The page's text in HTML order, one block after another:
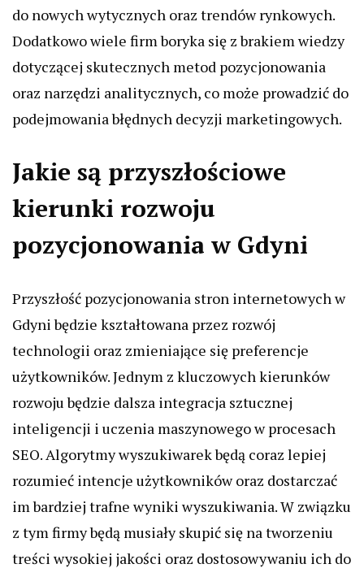
do nowych wytycznych oraz trendów rynkowych.
Dodatkowo wiele firm boryka się z brakiem wiedzy
dotyczącej skutecznych metod pozycjonowania
oraz narzędzi analitycznych, co może prowadzić do
podejmowania błędnych decyzji marketingowych.
Jakie są przyszłościowe
kierunki rozwoju
pozycjonowania w Gdyni
Przyszłość pozycjonowania stron internetowych w
Gdyni będzie kształtowana przez rozwój
technologii oraz zmieniające się preferencje
użytkowników. Jednym z kluczowych kierunków
rozwoju będzie dalsza integracja sztucznej
inteligencji i uczenia maszynowego w procesach
SEO. Algorytmy wyszukiwarek będą coraz lepiej
rozumieć intencje użytkowników oraz dostarczać
im bardziej trafne wyniki wyszukiwania. W związku
z tym firmy będą musiały skupić się na tworzeniu
treści wysokiej jakości oraz dostosowywaniu ich do